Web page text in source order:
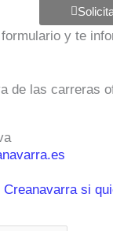
y te
de las carreras
Creanavarra si